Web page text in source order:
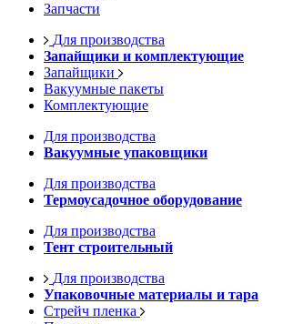
Запчасти
Для производства
Запайщики и комплектующие
Запайщики
Вакуумные пакеты
Комплектующие
Для производства
Вакуумные упаковщики
Для производства
Термоусадочное оборудование
Для производства
Тент строительный
Для производства
Упаковочные материалы и тара
Стрейч пленка